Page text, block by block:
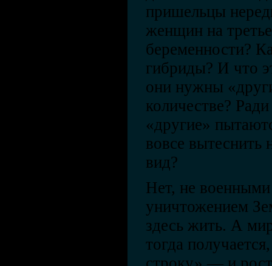
пришельцы
женщин на
беременности?
гибриды? И что
они нужны
количестве?
«другие»
вовсе вытеснить
вид?
Нет, не
уничтожением
здесь жить. А
тогда